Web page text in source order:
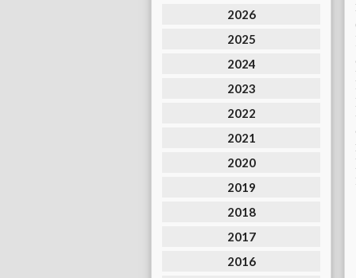
2026
2025
2024
2023
2022
2021
2020
2019
2018
2017
2016